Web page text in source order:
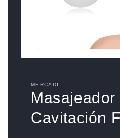
modal
MERCADI
Cavitación